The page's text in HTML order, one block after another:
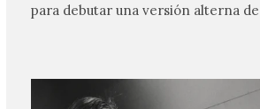
para debutar una versión alterna